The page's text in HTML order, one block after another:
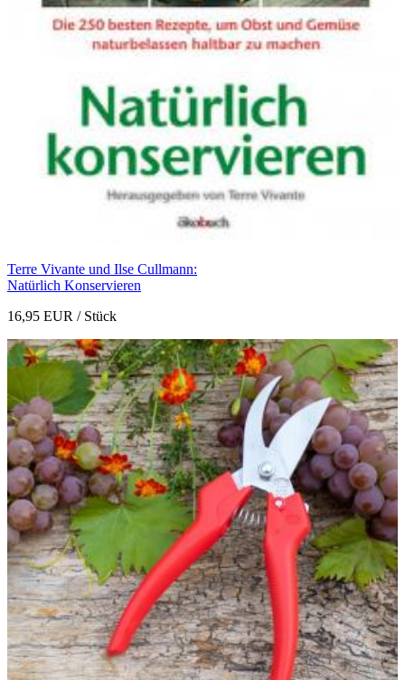
Terre Vivante und Ilse Cullmann:
Natürlich Konservieren
16,95 EUR / Stück